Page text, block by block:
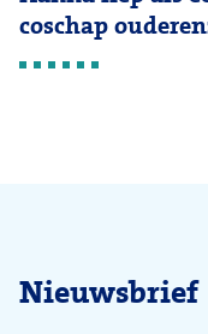
coschap
Nieuwsbrief